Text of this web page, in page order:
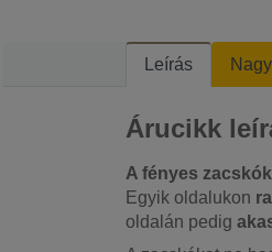
Leírás
Árucikk
A fényes
Egyik oldalukon
oldalán pedig